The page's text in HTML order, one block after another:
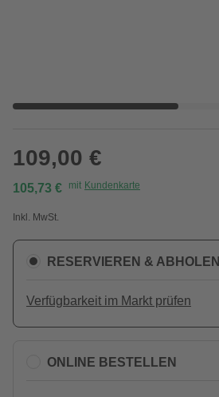
109,00 €
105,73 € mit Kundenkarte
Inkl. MwSt.
RESERVIEREN & ABHOLEN
Verfügbarkeit im Markt prüfen
ONLINE BESTELLEN